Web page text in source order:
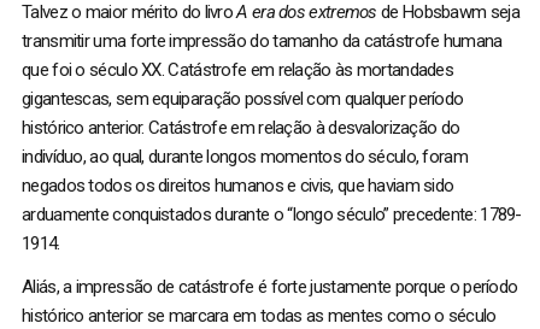
Talvez o maior mérito do livroA era dos extremos de Hobsbawm seja
transmitir uma forte impressão do tamanho da catástrofe humana
que foi o século XX. Catástrofe em relação às mortandades
gigantescas, sem equiparação possível com qualquer período
histórico anterior. Catástrofe em relação à desvalorização do
indivíduo, ao qual, durante longos momentos do século, foram
negados todos os direitos humanos e civis, que haviam sido
arduamente conquistados durante o “longo século” precedente: 1789-
1914.
Aliás, a impressão de catástrofe é forte justamente porque o período
histórico anterior se marcara em todas as mentes como o século